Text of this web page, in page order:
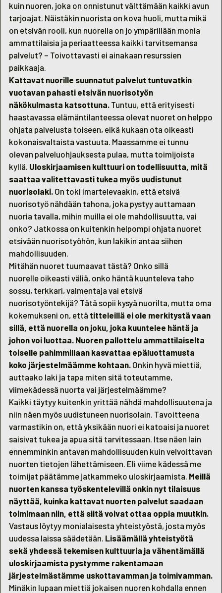
kuin nuoren, joka on onnistunut välttämään kaikki avun
tarjoajat. Näistäkin nuorista on kova huoli, mutta mikä
on etsivän rooli, kun nuorella on jo ympärillään monia
ammattilaisia ja periaatteessa kaikki tarvitsemansa
palvelut? – Toivottavasti ei ainakaan resurssien
paikkaaja.
Kattavat nuorille suunnatut palvelut tuntuvatkin
vuotavan pahasti etsivän nuorisotyön
näkökulmasta katsottuna. Tuntuu, että erityisesti
haastavassa elämäntilanteessa olevat nuoret on helppo
ohjata palvelusta toiseen, eikä kukaan ota oikeasti
kokonaisvaltaista vastuuta. Maassamme ei tunnu
olevan palveluohjauksesta pulaa, mutta toimijoista
kyllä. Uloskirjaamisen kulttuuri on todellisuutta, mitä
saattaa valitettavasti tukea myös uudistunut
nuorisolaki. On toki imartelevaakin, että etsivä
nuorisotyö nähdään tahona, joka pystyy auttamaan
nuoria tavalla, mihin muilla ei ole mahdollisuutta, vai
onko? Jatkossa on kuitenkin helpompi ohjata nuoret
etsivään nuorisotyöhön, kun lakikin antaa siihen
mahdollisuuden.
Mitähän nuoret tuumaavat tästä? Onko sillä
nuorelle oikeasti väliä, onko häntä kuunteleva taho
sossu, terkkari, valmentaja vai etsivä
nuorisotyöntekijä? Tätä sopii kysyä nuorilta, mutta oma
kokemukseni on, että titteleillä ei ole merkitystä vaan
sillä, että nuorella on joku, joka kuuntelee häntä ja
johon voi luottaa. Nuoren pallottelu ammattilaiselta
toiselle pahimmillaan kasvattaa epäluottamusta
koko järjestelmäämme kohtaan. Onkin hyvä miettiä,
auttaako laki ja tapa miten sitä toteutamme,
viimekädessä nuorta vai järjestelmäämme?
Kaikki täytyy kuitenkin yrittää nähdä mahdollisuutena ja
niin näen myös uudistuneen nuorisolain. Tavoitteena
varmastikin on, että yksikään nuori ei katoaisi ja nuoret
saisivat tukea ja apua sitä tarvitessaan. Itse näen lain
ennemminkin antavan mahdollisuuden kuin velvoittavan
nuorten tietojen lähettämiseen. Eli viime kädessä me
toimijat päätämme jatkammeko uloskirjaamista. Meillä
nuorten kanssa työskentelevillä onkin nyt tilaisuus
näyttää, kuinka kattavat nuorten palvelut saadaan
toimimaan niin, että siitä voivat ottaa oppia muutkin.
Vastaus löytyy monialaisesta yhteistyöstä, josta myös
uudessa laissa säädetään. Lisäämällä yhteistyötä
sekä yhdessä tekemisen kulttuuria ja vähentämällä
uloskirjaamista pystymme rakentamaan
järjestelmästämme uskottavamman ja toimivamman.
Minäkin lupaan miettiä jokaisen nuoren kohdalla ennen